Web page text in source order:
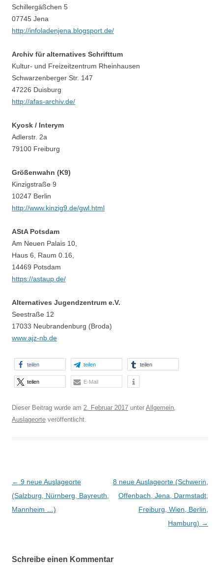
Schillergäßchen 5
07745 Jena
http://infoladenjena.blogsport.de/
Archiv für alternatives Schrifttum
Kultur- und Freizeitzentrum Rheinhausen
Schwarzenberger Str. 147
47226 Duisburg
http://afas-archiv.de/
Kyosk / Interym
Adlerstr. 2a
79100 Freiburg
Größenwahn (K9)
Kinzigstraße 9
10247 Berlin
http://www.kinzig9.de/gwl.html
AStA Potsdam
Am Neuen Palais 10,
Haus 6, Raum 0.16,
14469 Potsdam
https://astaup.de/
Alternatives Jugendzentrum e.V.
Seestraße 12
17033 Neubrandenburg (Broda)
www.ajz-nb.de
teilen teilen teilen
teilen E-Mail
Dieser Beitrag wurde am 2. Februar 2017 unter Allgemein,
Auslageorte veröffentlicht.
Beitrags-
Navigation
← 9 neue Auslageorte
(Salzburg, Nürnberg, Bayreuth,
Mannheim …)
8 neue Auslageorte (Schwerin,
Offenbach, Jena, Darmstadt,
Freiburg, Wien, Berlin,
Hamburg) →
Schreibe einen Kommentar